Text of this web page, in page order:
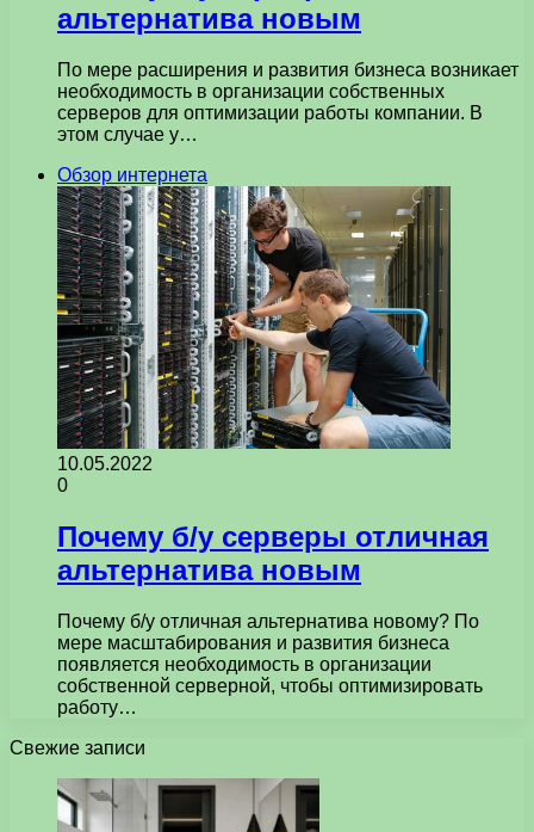
альтернатива новым
По мере расширения и развития бизнеса возникает
необходимость в организации собственных
серверов для оптимизации работы компании. В
этом случае у…
Обзор интернета
10.05.2022
0
Почему б/у серверы отличная
альтернатива новым
Почему б/у отличная альтернатива новому? По
мере масштабирования и развития бизнеса
появляется необходимость в организации
собственной серверной, чтобы оптимизировать
работу…
Свежие записи